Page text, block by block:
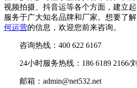
视频拍摄、抖音运等各个方面，建立
服务于广大知名品牌和厂家。想要了
何运营的信息，欢迎您前来咨询。
咨询热线：400 622 6167
24小时服务热线：186 6189 2166/
邮箱：admin@net532.net